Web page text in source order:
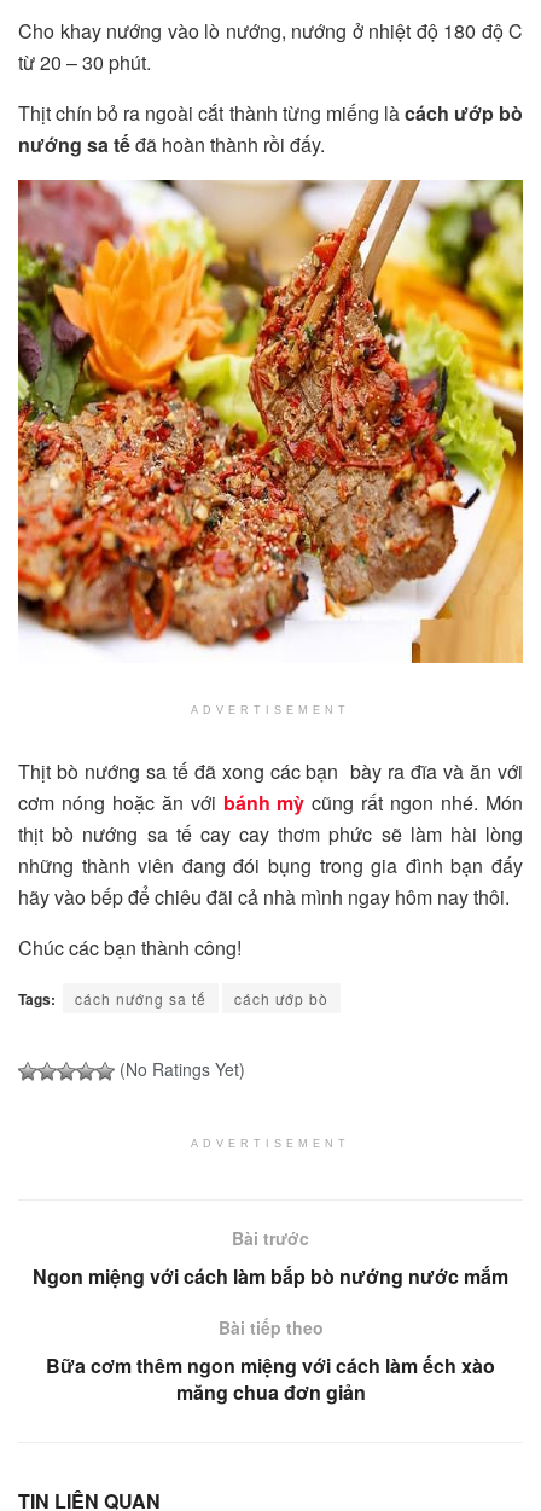
Cho khay nướng vào lò nướng, nướng ở nhiệt độ 180 độ C
từ 20 – 30 phút.
Thịt chín bỏ ra ngoài cắt thành từng miếng làcách ướp bò
nướng sa tếđã hoàn thành rồi đấy.
ADVERTISEMENT
Thịt bò nướng sa tế đã xong các bạn bày ra đĩa và ăn với
cơm nóng hoặc ăn với bánh mỳ cũng rất ngon nhé. Món
thịt bò nướng sa tế cay cay thơm phức sẽ làm hài lòng
những thành viên đang đói bụng trong gia đình bạn đấy
hãy vào bếp để chiêu đãi cả nhà mình ngay hôm nay thôi.
Chúc các bạn thành công!
Tags: cách nướng sa tế cách ướp bò
(No Ratings Yet)
ADVERTISEMENT
Bài trước
Ngon miệng với cách làm bắp bò nướng nước mắm
Bài tiếp theo
Bữa cơm thêm ngon miệng với cách làm ếch xào
măng chua đơn giản
TIN LIÊN QUAN